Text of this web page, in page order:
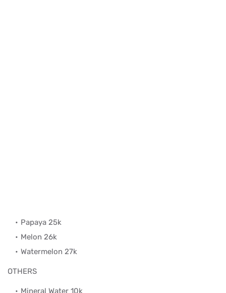
Papaya 25k
Melon 26k
Watermelon 27k
OTHERS
Mineral Water 10k